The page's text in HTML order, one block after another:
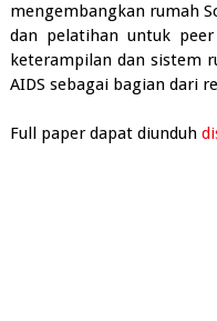
mengembangkan rumah
dan pelatihan untuk
keterampilan dan sistem
AIDS sebagai bagian dari
Full paper dapat diunduh